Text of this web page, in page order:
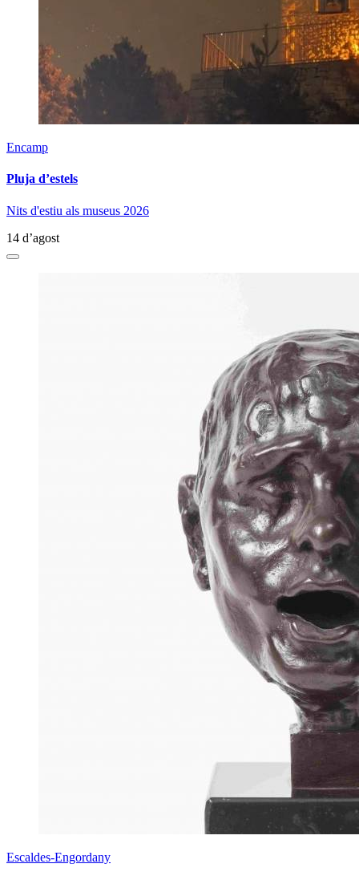
Encamp
Pluja d’estels
Nits d'estiu als museus 2026
14 d’agost
Escaldes-Engordany